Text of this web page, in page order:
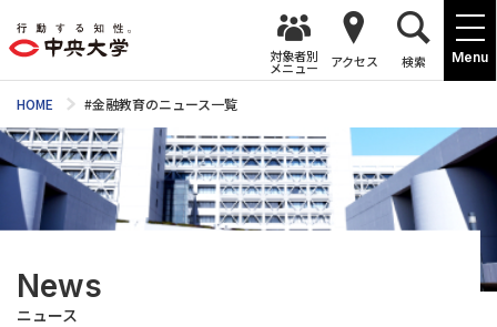
Menu
対象者別
メニュー アクセス 検索
HOME #金融教育のニュース一覧
News
ニュース